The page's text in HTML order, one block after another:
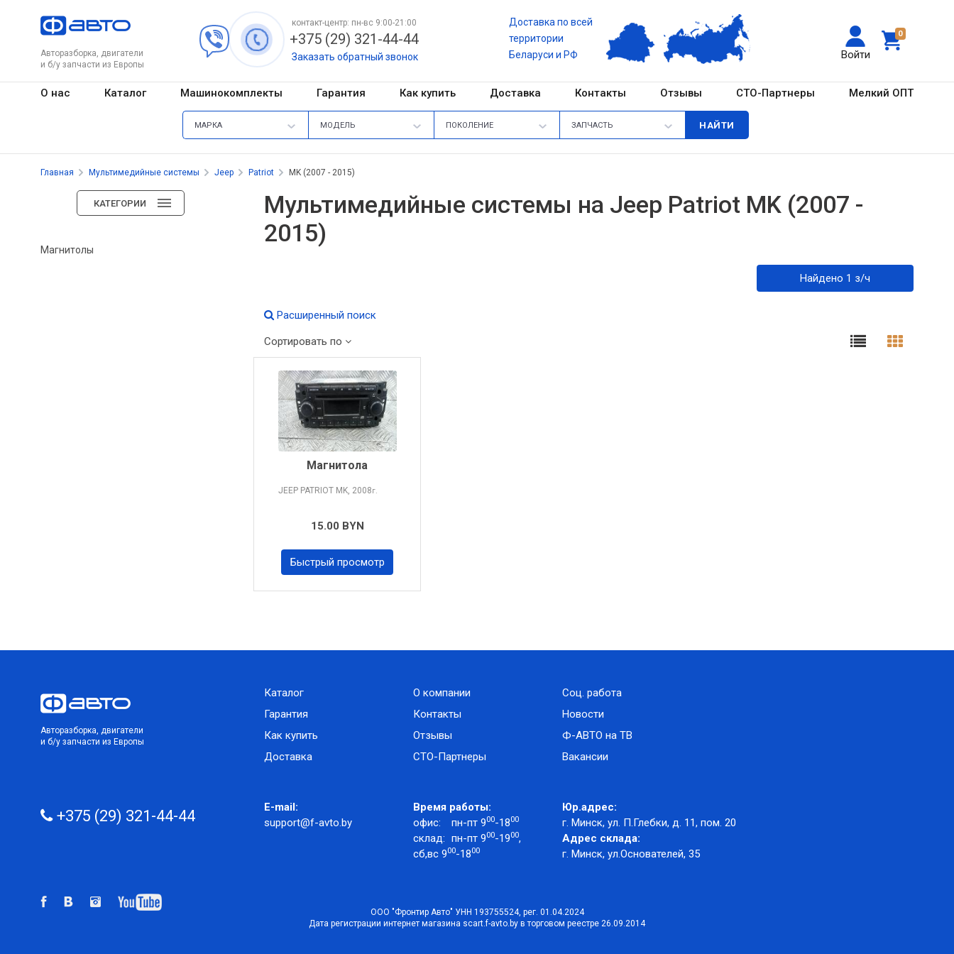
Авторазборка, двигатели
и б/у запчасти из Европы
0
Войти
контакт-центр: пн-вс 9:00-21:00
+375 (29) 321-44-44
Заказать обратный звонок
Доставка по всей
территории
Беларуси и РФ
О нас Каталог Машинокомплекты Гарантия Как купить Доставка Контакты Отзывы СТО-Партнеры Мелкий ОПТ
МАРКА МОДЕЛЬ ПОКОЛЕНИЕ ЗАПЧАСТЬ
Главная Мультимедийные системы Jeep Patriot MK (2007 - 2015)
КАТЕГОРИИ
Магнитолы
Мультимедийные системы на Jeep Patriot MK (2007 -
2015)
Найдено 1 з/ч
Расширенный поиск
Сортировать по
Магнитола
JEEP PATRIOT MK, 2008г.
15.00 BYN
Быстрый просмотр
Авторазборка, двигатели
и б/у запчасти из Европы
Каталог
Гарантия
Как купить
Доставка
О компании
Контакты
Отзывы
СТО-Партнеры
Соц. работа
Новости
Ф-АВТО на ТВ
Вакансии
+375 (29) 321-44-44
E-mail:
support@f-avto.by
Время работы:
офис:
пн-пт 900-1800
склад: пн-пт 900-1900,
сб,вс 900-1800
Юр.адрес:
г. Минск, ул. П.Глебки, д. 11, пом. 20
Адрес склада:
г. Минск, ул.Основателей, 35
ООО "Фронтир Авто" УНН 193755524, рег. 01.04.2024
Дата регистрации интернет магазина scart.f-avto.by в торговом реестре 26.09.2014